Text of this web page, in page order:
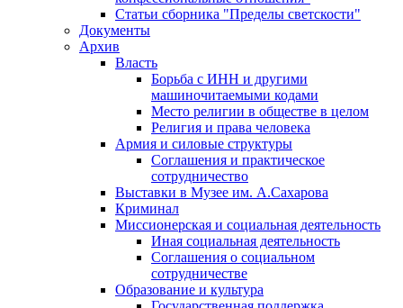
Статьи сборника "Пределы светскости"
Документы
Архив
Власть
Борьба с ИНН и другими
машиночитаемыми кодами
Место религии в обществе в целом
Религия и права человека
Армия и силовые структуры
Соглашения и практическое
сотрудничество
Выставки в Музее им. А.Сахарова
Криминал
Миссионерская и социальная деятельность
Иная социальная деятельность
Соглашения о социальном
сотрудничестве
Образование и культура